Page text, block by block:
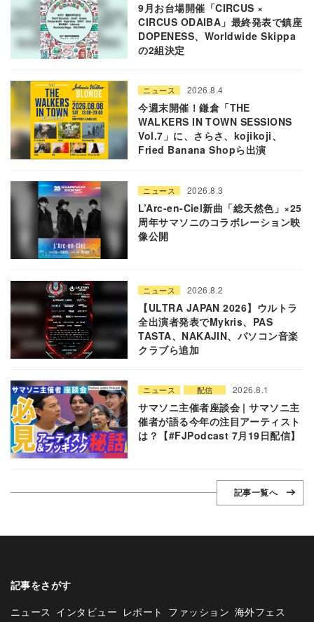
9月お台場開催「CIRCUS ×
CIRCUS ODAIBA」最終発表で鎮座
DOPENESS、Worldwide Skippa
の2組決定
ニュース 2026.8.4
今週末開催！鎌倉「THE
WALKERS IN TOWN SESSIONS
Vol.7」に、さらさ、kojikoji、
Fried Banana Shopら出演
ニュース 2026.8.3
L’Arc-en-Ciel新曲「総天然色」×25
周年サマソニのコラボレーション映
像公開
ニュース 2026.8.2
【ULTRA JAPAN 2026】ウルトラ
全出演者発表でMykris、PAS
TASTA、NAKAJIN、パソコン音楽
クラブら追加
ニュース 配信 2026.8.1
サマソニ主催者座談会 | サマソニ主
催者が語る今年の注目アーティスト
は？【#FJPodcast 7月19日配信】
記事一覧へ
記事をさがす
ニュース インタビュー レポート ファッション 海外フェス